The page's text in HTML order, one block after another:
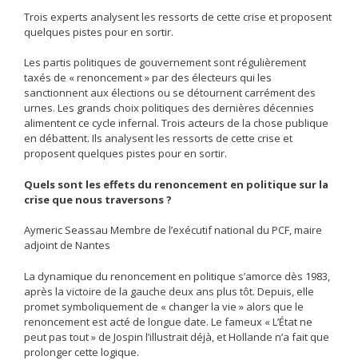
Trois experts analysent les ressorts de cette crise et proposent
quelques pistes pour en sortir.
Les partis politiques de gouvernement sont régulièrement
taxés de « renoncement » par des électeurs qui les
sanctionnent aux élections ou se détournent carrément des
urnes. Les grands choix politiques des dernières décennies
alimentent ce cycle infernal. Trois acteurs de la chose publique
en débattent. Ils analysent les ressorts de cette crise et
proposent quelques pistes pour en sortir.
Quels sont les effets du renoncement en politique sur la
crise que nous traversons ?
Aymeric Seassau Membre de l’exécutif national du PCF, maire
adjoint de Nantes
La dynamique du renoncement en politique s’amorce dès 1983,
après la victoire de la gauche deux ans plus tôt. Depuis, elle
promet symboliquement de « changer la vie » alors que le
renoncement est acté de longue date. Le fameux « L’État ne
peut pas tout » de Jospin l’illustrait déjà, et Hollande n’a fait que
prolonger cette logique.